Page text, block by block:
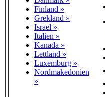
Finland »
Grekland »
Israel »
Italien »
Kanada »
Lettland »
Luxemburg »
Nordmakedonien
»